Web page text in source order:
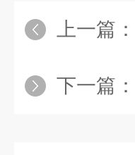
上一篇：
下一篇：